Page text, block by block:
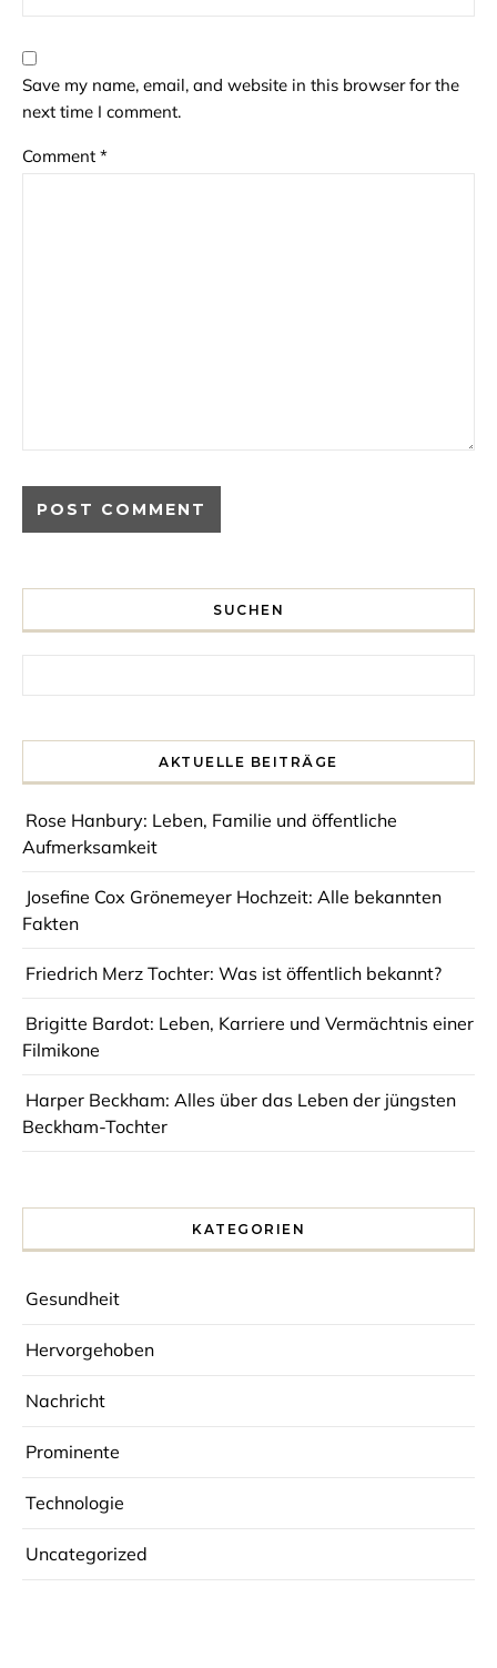
Save my name, email, and website in this browser for the
next time I comment.
Comment *
SUCHEN
AKTUELLE BEITRÄGE
Rose Hanbury: Leben, Familie und öffentliche
Aufmerksamkeit
Josefine Cox Grönemeyer Hochzeit: Alle bekannten
Fakten
Friedrich Merz Tochter: Was ist öffentlich bekannt?
Brigitte Bardot: Leben, Karriere und Vermächtnis einer
Filmikone
Harper Beckham: Alles über das Leben der jüngsten
Beckham-Tochter
KATEGORIEN
Gesundheit
Hervorgehoben
Nachricht
Prominente
Technologie
Uncategorized